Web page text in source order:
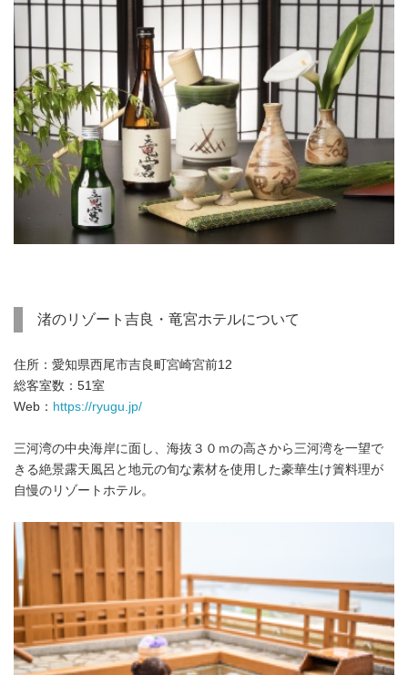
渚のリゾート吉良・竜宮ホテルについて
住所：愛知県西尾市吉良町宮崎宮前12
総客室数：51室
Web： https://ryugu.jp/
三河湾の中央海岸に面し、海抜３０ｍの高さから三河湾を一望で
きる絶景露天風呂と地元の旬な素材を使用した豪華生け簀料理が
自慢のリゾートホテル。